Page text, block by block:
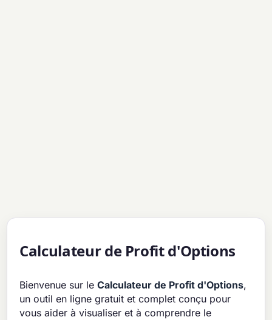
Calculateur de Profit d'Options
Bienvenue sur leCalculateur de Profit d'Options,
un outil en ligne gratuit et complet conçu pour
vous aider à visualiser et à comprendre le